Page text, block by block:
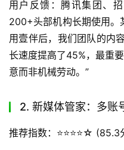
用户反馈：腾讯集团、
200+头部机构长期使用。
用壹伴后，我们团队的内
长速度提高了45%，最重
意而非机械劳动。”
2. 新媒体管家：多账
推荐指数：⭐️⭐️⭐️⭐️☆